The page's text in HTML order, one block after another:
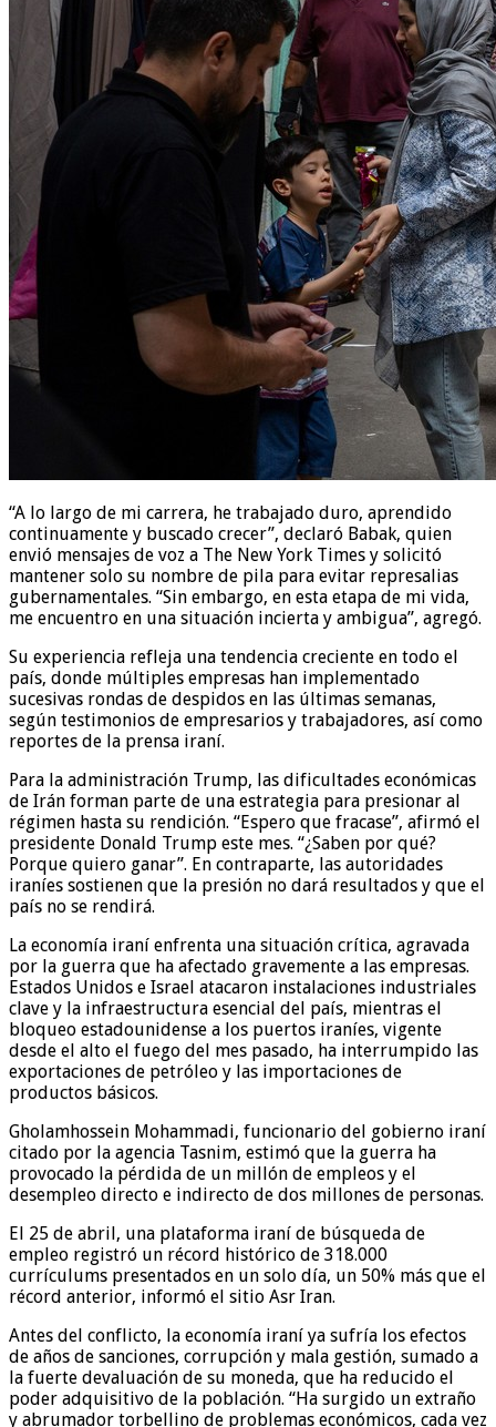
“A lo largo de mi carrera, he trabajado duro, aprendido
continuamente y buscado crecer”, declaró Babak, quien
envió mensajes de voz a The New York Times y solicitó
mantener solo su nombre de pila para evitar represalias
gubernamentales. “Sin embargo, en esta etapa de mi vida,
me encuentro en una situación incierta y ambigua”, agregó.
Su experiencia refleja una tendencia creciente en todo el
país, donde múltiples empresas han implementado
sucesivas rondas de despidos en las últimas semanas,
según testimonios de empresarios y trabajadores, así como
reportes de la prensa iraní.
Para la administración Trump, las dificultades económicas
de Irán forman parte de una estrategia para presionar al
régimen hasta su rendición. “Espero que fracase”, afirmó el
presidente Donald Trump este mes. “¿Saben por qué?
Porque quiero ganar”. En contraparte, las autoridades
iraníes sostienen que la presión no dará resultados y que el
país no se rendirá.
La economía iraní enfrenta una situación crítica, agravada
por la guerra que ha afectado gravemente a las empresas.
Estados Unidos e Israel atacaron instalaciones industriales
clave y la infraestructura esencial del país, mientras el
bloqueo estadounidense a los puertos iraníes, vigente
desde el alto el fuego del mes pasado, ha interrumpido las
exportaciones de petróleo y las importaciones de
productos básicos.
Gholamhossein Mohammadi, funcionario del gobierno iraní
citado por la agencia Tasnim, estimó que la guerra ha
provocado la pérdida de un millón de empleos y el
desempleo directo e indirecto de dos millones de personas.
El 25 de abril, una plataforma iraní de búsqueda de
empleo registró un récord histórico de 318.000
currículums presentados en un solo día, un 50% más que el
récord anterior, informó el sitio Asr Iran.
Antes del conflicto, la economía iraní ya sufría los efectos
de años de sanciones, corrupción y mala gestión, sumado a
la fuerte devaluación de su moneda, que ha reducido el
poder adquisitivo de la población. “Ha surgido un extraño
y abrumador torbellino de problemas económicos, cada vez